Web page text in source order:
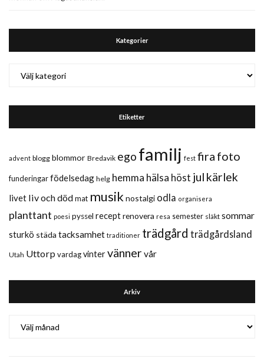
Kategorier
Etiketter
advent blogg blommor Bredavik ego familj fest fira foto
funderingarfödelsedag helg hemma hälsa höst jul kärlek
livet liv och dödmat musiknostalgi odla organisera
planttant poesi pyssel receptrenovera resa semester släkt sommar
sturkö städa tacksamhet traditioner trädgård trädgårdsland
Utah Uttorp vardagvintervänner vår
Arkiv